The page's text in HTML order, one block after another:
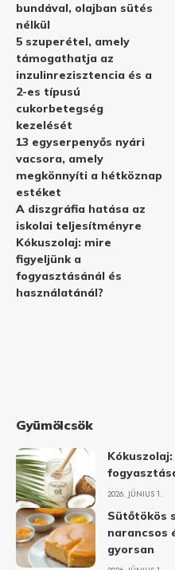
bundával, olajban sütés
nélkül
5 szuperétel, amely
támogathatja az
inzulinrezisztencia és a
2-es típusú
cukorbetegség
kezelését
13 egyserpenyős nyári
vacsora, amely
megkönnyíti a hétköznap
estéket
A diszgráfia hatása az
iskolai teljesítményre
Kókuszolaj: mire
figyeljünk a
fogyasztásánál és
használatánál?
Gyümölcsök
2026. JÚNIUS 1.
Sütőtökös
narancsos
gyorsan